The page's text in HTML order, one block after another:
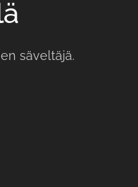
säveltäjä.